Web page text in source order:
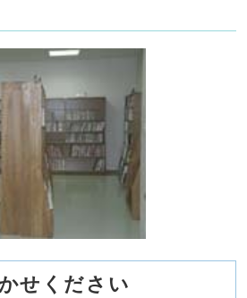
せください